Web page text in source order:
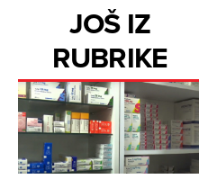
JOŠ IZ
RUBRIKE